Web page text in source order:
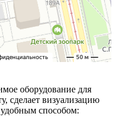
оборудование для
сделает визуализацию
способом: